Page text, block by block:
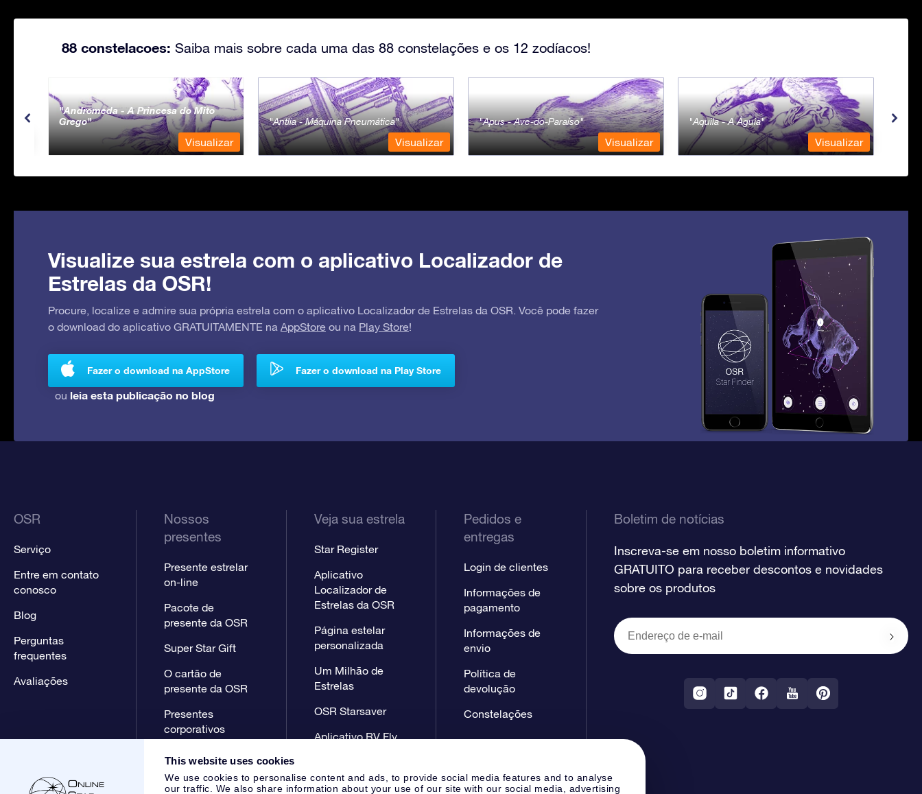
This website uses cookies
We use cookies to personalise content and ads, to provide social media features and to analyse
our traffic. We also share information about your use of our site with our social media, advertising
88 constelacoes: Saiba mais sobre cada uma das 88 constelações e os 12 zodíacos!
Andromeda - A Princesa do Mito
Grego
Visualizar
Antlia - Máquina Pneumática
Visualizar
Apus - Ave-do-Paraíso
Visualizar
Aquila - A Águia
Visualizar
Visualize sua estrela com o aplicativo Localizador de
Estrelas da OSR!
Procure, localize e admire sua própria estrela com o aplicativo Localizador de Estrelas da OSR. Você pode fazer
o download do aplicativo GRATUITAMENTE na AppStore ou na Play Store!
Fazer o download na AppStore Fazer o download na Play Store
ou leia esta publicação no blog
OSR
Serviço
Entre em contato
conosco
Blog
Perguntas
frequentes
Avaliações
Nossos
presentes
Presente estrelar
on-line
Pacote de
presente da OSR
Super Star Gift
O cartão de
presente da OSR
Presentes
corporativos
Veja sua estrela
Star Register
Aplicativo
Localizador de
Estrelas da OSR
Página estelar
personalizada
Um Milhão de
Estrelas
OSR Starsaver
Aplicativo RV Fly
Pedidos e
entregas
Login de clientes
Informações de
pagamento
Informações de
envio
Política de
devolução
Constelações
Boletim de notícias
Inscreva-se em nosso boletim informativo
GRATUITO para receber descontos e novidades
sobre os produtos